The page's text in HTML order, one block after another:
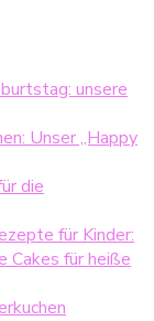
unsere
Unser „Happy
die
für Kinder:
Cakes für heiße